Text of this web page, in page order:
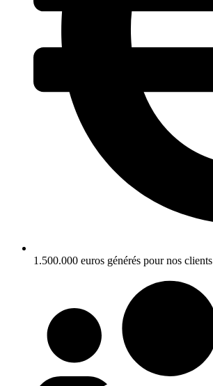
1.500.000 euros générés pour nos clients